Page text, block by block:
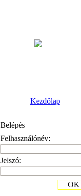
Kezdőlap
Belépés
Felhasználónév:
Jelszó:
OK